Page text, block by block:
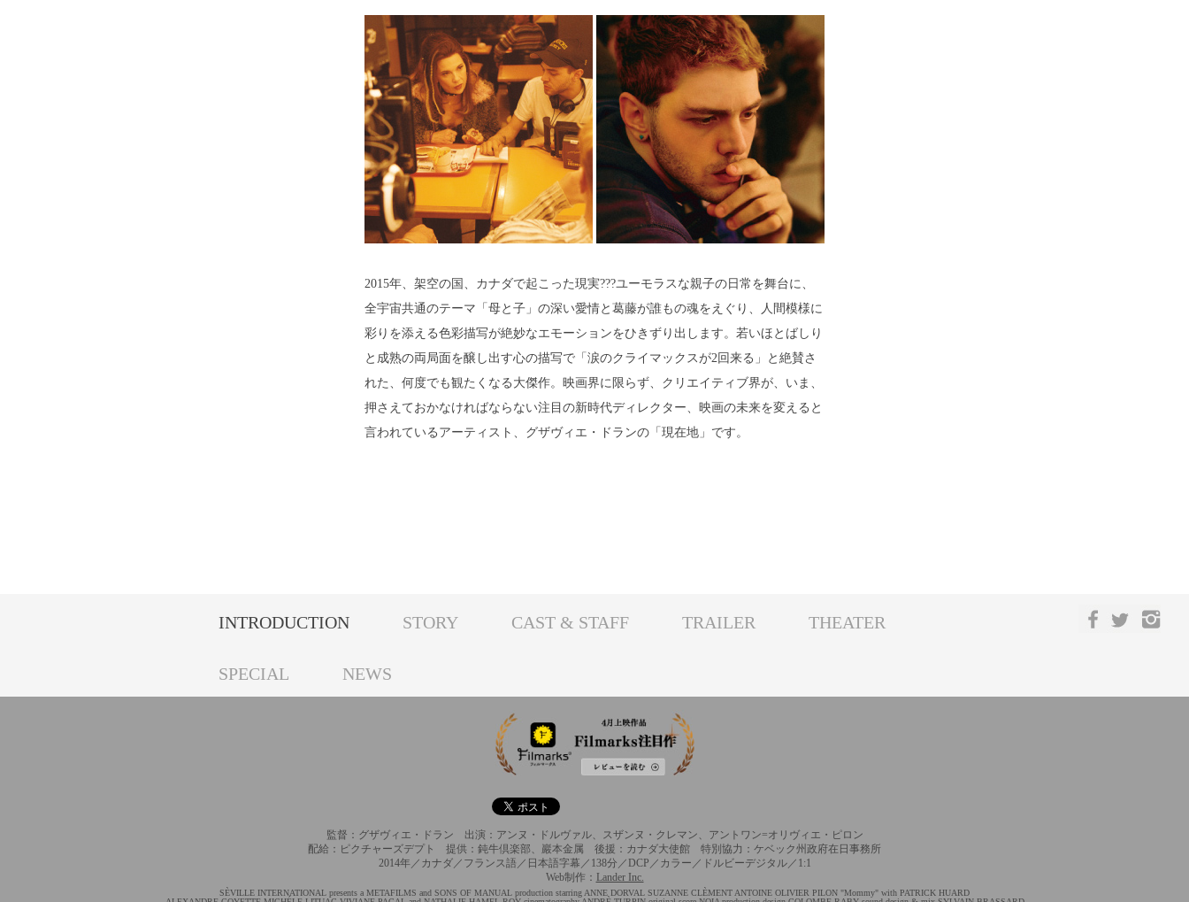
2015年、架空の国、カナダで起こった現実???ユーモラスな親子の日常を舞台に、
全宇宙共通のテーマ「母と子」の深い愛情と葛藤が誰もの魂をえぐり、人間模様に
彩りを添える色彩描写が絶妙なエモーションをひきずり出します。若いほとばしり
と成熟の両局面を醸し出す心の描写で「涙のクライマックスが2回来る」と絶賛さ
れた、何度でも観たくなる大傑作。映画界に限らず、クリエイティブ界が、いま、
押さえておかなければならない注目の新時代ディレクター、映画の未来を変えると
言われているアーティスト、グザヴィエ・ドランの「現在地」です。
INTRODUCTION STORY CAST & STAFF TRAILER THEATER
SPECIAL NEWS
監督：グザヴィエ・ドラン 出演：アンヌ・ドルヴァル、スザンヌ・クレマン、アントワン=オリヴィエ・ピロン
配給：ピクチャーズデプト 提供：鈍牛倶楽部、巖本金属 後援：カナダ大使館 特別協力：ケベック州政府在日事務所
2014年／カナダ／フランス語／日本語字幕／138分／DCP／カラー／ドルビーデジタル／1:1
Web制作： Lander Inc.
SÈVILLE INTERNATIONAL presents a METAFILMS and SONS OF MANUAL production starring ANNE DORVAL SUZANNE CLÈMENT ANTOINE OLIVIER PILON "Mommy" with PATRICK HUARD